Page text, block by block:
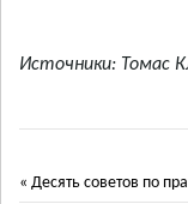
Источники: Томас
« Десять советов по